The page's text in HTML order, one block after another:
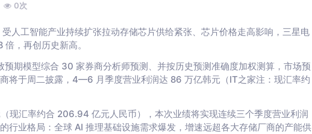
0次
人工智能产业持续扩张拉动存储芯片供给紧张、芯片价格走高影响，三星电
，再创历史新高。
预期模型综合 30 家券商分析师预测、并按历史预测准确度加权测算，市场预
将于周二披露，4—6 月季度营业利润达 86 万亿韩元（IT之家注：现汇率约
现汇率约合 206.94 亿元人民币），本次业绩将实现连续三个季度营业利润
行业格局：全球 AI 推理基础设施需求爆发，增速远超各大存储厂商的产能供